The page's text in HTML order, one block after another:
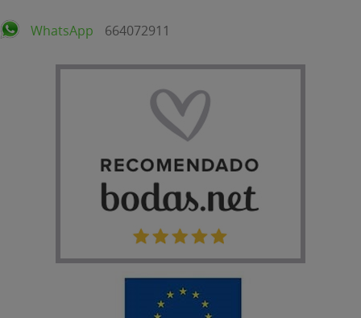
WhatsApp 664072911